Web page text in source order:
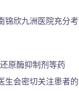
锦欣九洲医院充分考
原酶抑制剂等药
生会密切关注患者的